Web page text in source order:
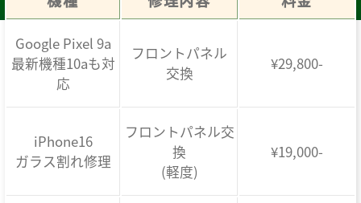
Google Pixel 9a
最新機種10aも対
応
フロントパネル
交換
¥29,800-
iPhone16
ガラス割れ修理
フロントパネル交
換
(軽度)
¥19,000-